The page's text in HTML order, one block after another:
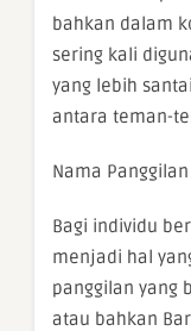
bahkan dalam
sering kali
yang lebih
antara teman-
Nama
Bagi individu
menjadi hal
panggilan yang
atau bahkan